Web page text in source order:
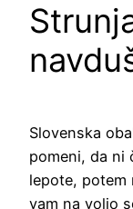
Slovenska
pomeni, da ni
lepote, potem
vam na voljo